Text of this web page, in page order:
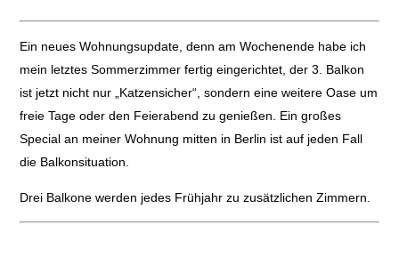
Ein neues Wohnungsupdate, denn am Wochenende habe ich
mein letztes Sommerzimmer fertig eingerichtet, der 3. Balkon
ist jetzt nicht nur „Katzensicher“, sondern eine weitere Oase um
freie Tage oder den Feierabend zu genießen. Ein großes
Special an meiner Wohnung mitten in Berlin ist auf jeden Fall
die Balkonsituation.
Drei Balkone werden jedes Frühjahr zu zusätzlichen Zimmern.